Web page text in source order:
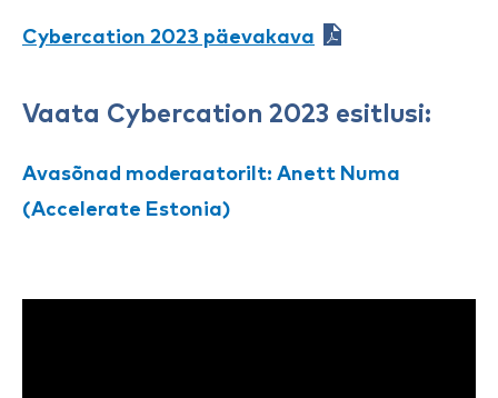
Cybercation 2023 päevakava
Vaata Cybercation 2023 esitlusi:
Avasõnad moderaatorilt: Anett Numa
(Accelerate Estonia)